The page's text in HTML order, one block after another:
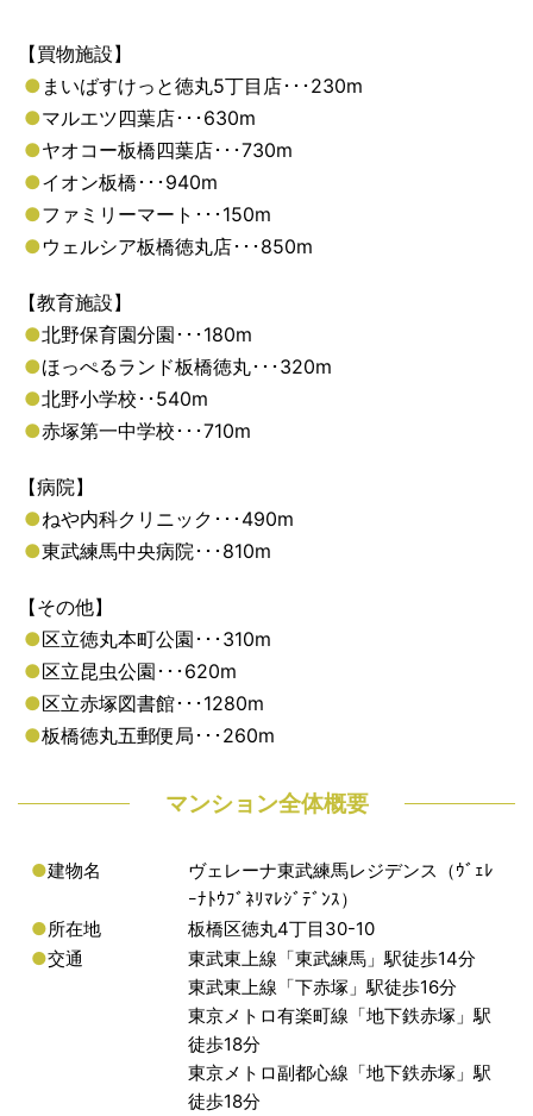
【買物施設】
● まいばすけっと徳丸5丁目店･･･230m
●マルエツ四葉店･･･630m
●ヤオコー板橋四葉店･･･730m
●イオン板橋･･･940m
●ファミリーマート･･･150m
●ウェルシア板橋徳丸店･･･850m
【教育施設】
●北野保育園分園･･･180m
●ほっぺるランド板橋徳丸･･･320m
●北野小学校･･540m
●赤塚第一中学校･･･710m
【病院】
●ねや内科クリニック･･･490m
●東武練馬中央病院･･･810m
【その他】
●区立徳丸本町公園･･･310m
●区立昆虫公園･･･620m
●区立赤塚図書館･･･1280m
●板橋徳丸五郵便局･･･260m
マンション全体概要
●建物名
ヴェレーナ東武練馬レジデンス（ｳﾞｪﾚ
ｰﾅﾄｳﾌﾞﾈﾘﾏﾚｼﾞﾃﾞﾝｽ）
●所在地
板橋区徳丸4丁目30-10
●交通
東武東上線「東武練馬」駅徒歩14分
東武東上線「下赤塚」駅徒歩16分
東京メトロ有楽町線「地下鉄赤塚」駅
徒歩18分
東京メトロ副都心線「地下鉄赤塚」駅
徒歩18分